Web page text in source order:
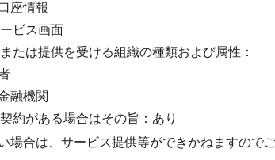
座情報
ビス画面
たは提供を受ける組織の種類および属性：
融機関
約がある場合はその旨：あり
場合は、サービス提供等ができかねますので